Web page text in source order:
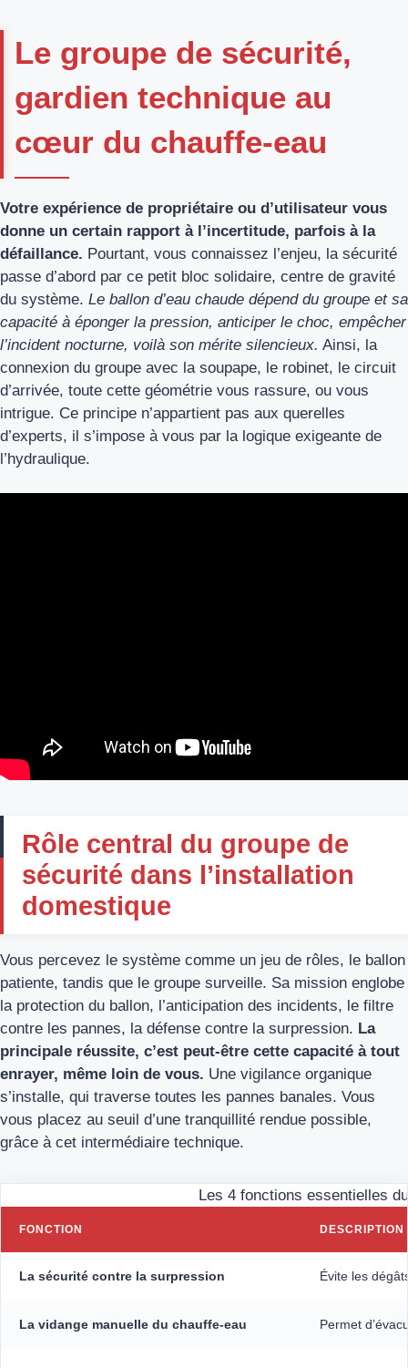
Le groupe de sécurité,
gardien technique au
cœur du chauffe-eau
Votre expérience de propriétaire ou d’utilisateur vous
donne un certain rapport à l’incertitude, parfois à la
défaillance. Pourtant, vous connaissez l’enjeu, la sécurité
passe d’abord par ce petit bloc solidaire, centre de gravité
du système. Le ballon d’eau chaude dépend du groupe et sa
capacité à éponger la pression, anticiper le choc, empêcher
l’incident nocturne, voilà son mérite silencieux. Ainsi, la
connexion du groupe avec la soupape, le robinet, le circuit
d’arrivée, toute cette géométrie vous rassure, ou vous
intrigue. Ce principe n’appartient pas aux querelles
d’experts, il s’impose à vous par la logique exigeante de
l’hydraulique.
Rôle central du groupe de
sécurité dans l’installation
domestique
Vous percevez le système comme un jeu de rôles, le ballon
patiente, tandis que le groupe surveille. Sa mission englobe
la protection du ballon, l’anticipation des incidents, le filtre
contre les pannes, la défense contre la surpression. La
principale réussite, c’est peut-être cette capacité à tout
enrayer, même loin de vous. Une vigilance organique
s’installe, qui traverse toutes les pannes banales. Vous
vous placez au seuil d’une tranquillité rendue possible,
grâce à cet intermédiaire technique.
Les 4 fonctions essentielles
FONCTION
La sécurité contre la surpression Évite les
La vidange manuelle du chauffe-eau Permet